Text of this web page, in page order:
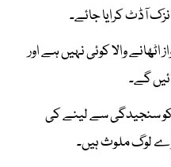
آڈٹ کرایا جائے۔
والا کوئی نہیں ہے اور
گے۔
کو سنجیدگی سے لینے کی
لوگ ملوث ہیں۔